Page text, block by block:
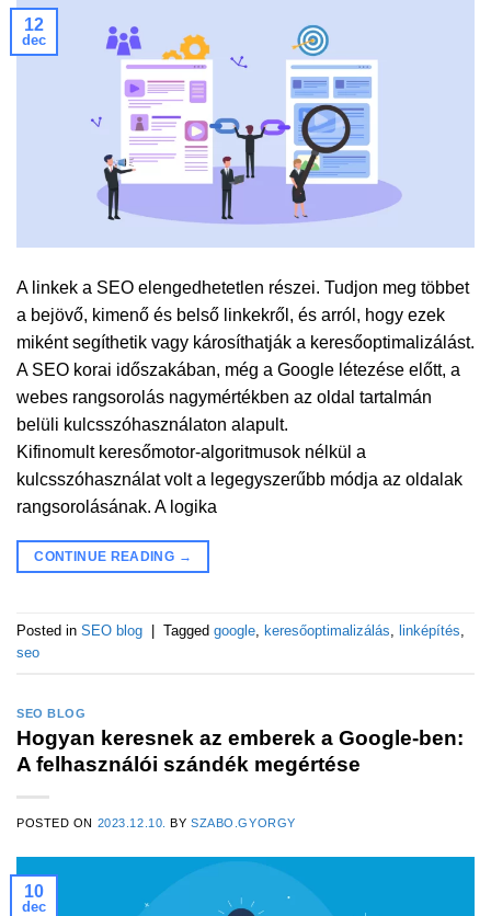
12
dec
A linkek a SEO elengedhetetlen részei. Tudjon meg többet
a bejövő, kimenő és belső linkekről, és arról, hogy ezek
miként segíthetik vagy károsíthatják a keresőoptimalizálást.
A SEO korai időszakában, még a Google létezése előtt, a
webes rangsorolás nagymértékben az oldal tartalmán
belüli kulcsszóhasználaton alapult.
Kifinomult keresőmotor-algoritmusok nélkül a
kulcsszóhasználat volt a legegyszerűbb módja az oldalak
rangsorolásának. A logika
CONTINUE READING →
Posted in SEO blog Tagged google, keresőoptimalizálás, linképítés,
seo
SEO BLOG
Hogyan keresnek az emberek a Google-ben:
A felhasználói szándék megértése
POSTED ON 2023.12.10. BYSZABO.GYORGY
10
dec